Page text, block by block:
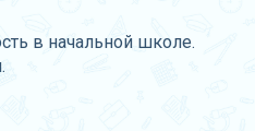
в начальной школе.